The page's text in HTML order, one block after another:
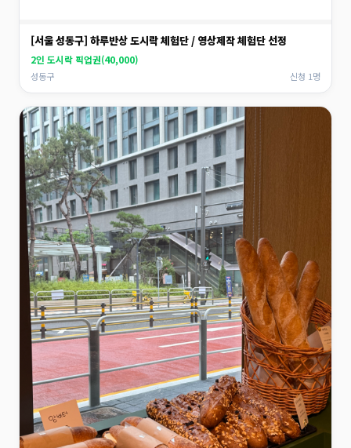
[서울 성동구] 하루반상 도시락 체험단 / 영상제작 체험단 선정
2인 도시락 픽업권(40,000)
성동구 신청 1명